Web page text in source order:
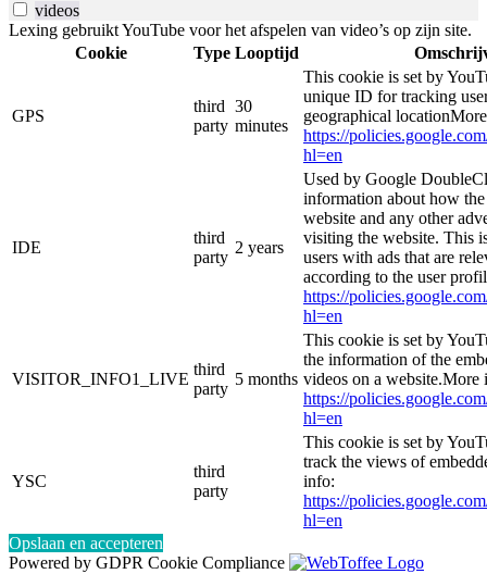
videos
Lexing gebruikt YouTube voor het afspelen van video’s op zijn site.
Cookie
Type Looptijd
GPS
third
party
30
minutes
This cookie is set by
unique ID for tracking
geographical
https://
hl=en
IDE
third
party
2 years
Used by Google
information about how the
website and any other
visiting the website. This
users with ads that are
according to the user
https://
hl=en
VISITOR_INFO1_LIVE
third
party
5 months
This cookie is set by
the information of the
videos on a website.More
https://
hl=en
YSC
third
party
This cookie is set by
track the views of
info:
https://
hl=en
Opslaan en accepteren
Powered by GDPR Cookie Compliance